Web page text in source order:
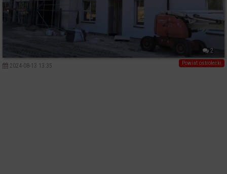
2
Powiat ostrołecki
2024-08-13 13:35